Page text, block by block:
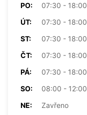
PO:
07:30 - 18:00
ÚT:
07:30 - 18:00
ST:
07:30 - 18:00
ČT:
07:30 - 18:00
PÁ:
07:30 - 18:00
SO:
08:00 - 12:00
NE:
Zavřeno